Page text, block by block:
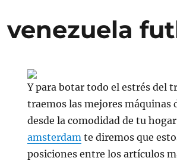
Y para botar todo el estrés del
traemos las mejores máquinas
desde la comodidad de tu
amsterdam te diremos que
posiciones entre los artículos